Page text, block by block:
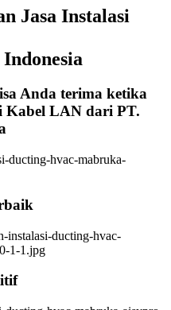
Jasa Instalasi
Anda terima ketika
Kabel LAN dari PT.